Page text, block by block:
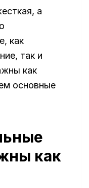
а
как
так и
как
основные
как